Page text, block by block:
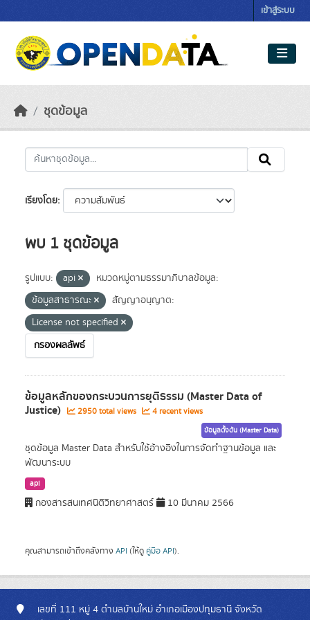
เข้าสู่ระบบ
ชุดข้อมูล
เรียงโดย
พบ 1 ชุดข้อมูล
รูปแบบ: api
หมวดหมู่ตามธรรมาภิบาลข้อมูล:
ข้อมูลสาธารณะ
สัญญาอนุญาต:
License not specified
กรองผลลัพธ์
ข้อมูลหลักของกระบวนการยุติธรรม (Master Data of
Justice) 2950 total views 4 recent views
ข้อมูลตั้งต้น (Master Data)
ชุดข้อมูล Master Data สำหรับใช้อ้างอิงในการจัดทำฐานข้อมูล และ
พัฒนาระบบ
api
กองสารสนเทศนิติวิทยาศาสตร์ 10 มีนาคม 2566
คุณสามารถเข้าถึงคลังทาง API (ให้ดู คู่มือ API).
เลขที่ 111 หมู่ 4 ตำบลบ้านใหม่ อำเภอเมืองปทุมธานี จังหวัด